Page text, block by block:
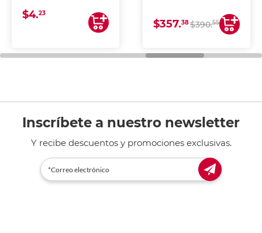
uniforme, ideal para
impresoras de inyección
de tinta y láser,
general de oficina.
$4.23
COPIA Y ESCANEA)
$357.38$390.55
Inscríbete a nuestro newsletter
Y recibe descuentos y promociones exclusivas.